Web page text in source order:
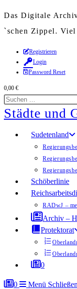
Das Digitale
`schen Zippel. Viel
Zum
Inhalt
springen
Registrieren
Login
Password Reset
0,00 €
Diese
Website
durchsuchen
Städte und
Sudetenland
Schöberlinie
RADwJ –
Archiv –
Protektorat
0
0 Menü Schließen